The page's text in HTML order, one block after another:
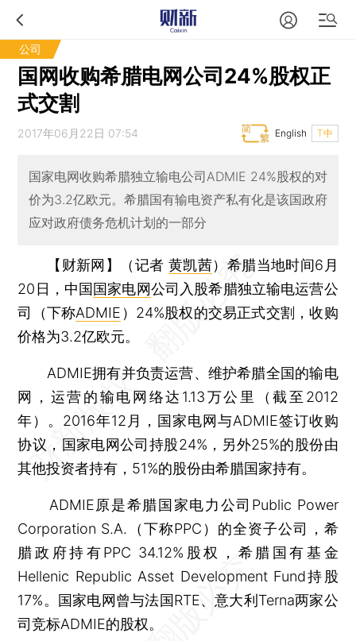
公司
国网收购希腊电网公司24%股权正
式交割
2017年06月22日 07:54 T中
English
国家电网收购希腊独立输电公司ADMIE 24%股权的对
价为3.2亿欧元。希腊国有输电资产私有化是该国政府
应对政府债务危机计划的一部分
【财新网】（记者黄凯茜） 希腊当地时间6月
20日，中国 国家电网公司入股希腊独立输电运营公
司（下称ADMIE ）24%股权的交易正式交割，收购
价格为3.2亿欧元。
ADMIE拥有并负责运营、维护希腊全国的输电
网，运营的输电网络达1.13万公里（截至2012
年）。2016年12月，国家电网与ADMIE签订收购
协议，国家电网公司持股24%，另外25%的股份由
其他投资者持有，51%的股份由希腊国家持有。
ADMIE原是希腊国家电力公司Public Power
Corporation S.A.（下称PPC）的全资子公司，希
腊政府持有PPC 34.12%股权，希腊国有基金
Hellenic Republic Asset Development Fund持股
17%。国家电网曾与法国RTE、意大利Terna两家公
司竞标ADMIE的股权。